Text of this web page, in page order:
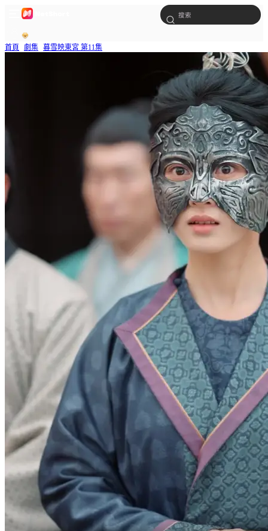
首頁 劇集 暮雪映東宮 第11集
這位是我的遠房表哥